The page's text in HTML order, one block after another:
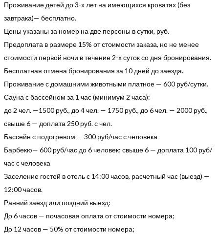
Проживание детей до 3-х лет на имеющихся кроватях (без
завтрака)— бесплатно.
Цены указаны за номер на две персоны в сутки, руб.
Предоплата в размере 15% от стоимости заказа, но не менее
стоимости первой ночи в течение 2-х суток со дня бронирования.
Бесплатная отмена бронирования за 10 дней до заезда.
Проживание с домашними животными платное — 600 руб/сутки.
Сауна с бассейном за 1 час (минимум 2 часа):
до 2 чел. —1500 руб., до 4 чел. — 1750 руб., до 6 чел. — 2000 руб.,
свыше 6 — доплата 250 руб. с чел.
Бассейн с подогревом — 300 руб/час с человека
Барбекю— 600 руб/час до 6 человек; свыше 6 — доплата 100 руб/
час с человека
Заселение гостей в отель с 14:00 часов, расчетный час (выезд) —
12:00 часов.
Ранний заезд или поздний выезд:
До 6 часов — почасовая оплата от стоимости номера;
До 12 часов — 50% от стоимости номера;